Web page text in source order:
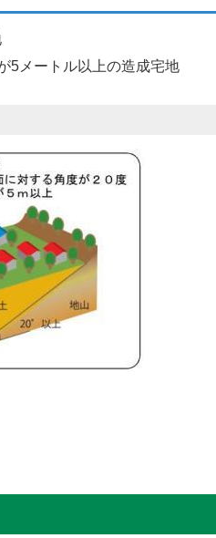
5メートル以上の造成宅地